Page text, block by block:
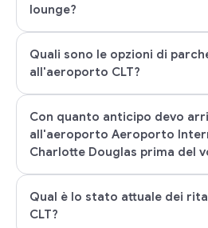
lounge?
Quali sono le opzioni di
all'aeroporto CLT?
Con quanto anticipo devo
all'aeroporto Aeroporto
Charlotte Douglas prima del
Qual è lo stato attuale dei
CLT?